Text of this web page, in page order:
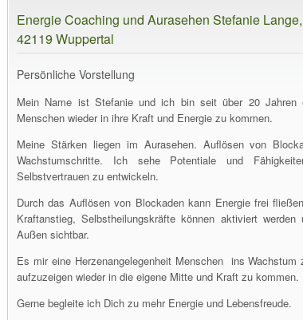
Energie Coaching und Aurasehen Stefanie
42119 Wuppertal
Persönliche Vorstellung
Mein Name ist Stefanie und ich bin seit über 20 Jahren
Menschen wieder in ihre Kraft und Energie zu kommen.
Meine Stärken liegen im Aurasehen. Auflösen von
Wachstumschritte. Ich sehe Potentiale und
Selbstvertrauen zu entwickeln.
Durch das Auflösen von Blockaden kann Energie frei
Kraftanstieg, Selbstheilungskräfte können aktiviert
Außen sichtbar.
Es mir eine Herzenangelegenheit Menschen ins
aufzuzeigen wieder in die eigene Mitte und Kraft zu kommen.
Gerne begleite ich Dich zu mehr Energie und Lebensfreude.